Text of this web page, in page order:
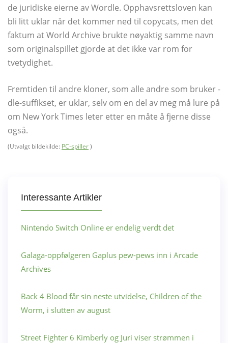
de juridiske eierne av Wordle. Opphavsrettsloven kan
bli litt uklar når det kommer ned til copycats, men det
faktum at World Archive brukte nøyaktig samme navn
som originalspillet gjorde at det ikke var rom for
tvetydighet.
Fremtiden til andre kloner, som alle andre som bruker -
dle-suffikset, er uklar, selv om en del av meg må lure på
om New York Times leter etter en måte å fjerne disse
også.
(Utvalgt bildekilde: PC-spiller)
Interessante Artikler
Nintendo Switch Online er endelig verdt det
Galaga-oppfølgeren Gaplus pew-pews inn i Arcade
Archives
Back 4 Blood får sin neste utvidelse, Children of the
Worm, i slutten av august
Street Fighter 6 Kimberly og Juri viser strømmen i